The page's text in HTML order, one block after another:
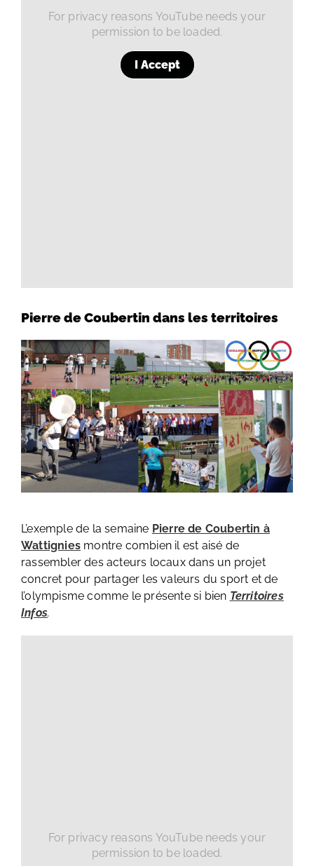
For privacy reasons YouTube needs your
permission to be loaded.
I Accept
Pierre de Coubertin dans les territoires
L’exemple de la semaine Pierre de Coubertin à
Wattigniesmontre combien il est aisé de
rassembler des acteurs locaux dans un projet
concret pour partager les valeurs du sport et de
l’olympisme comme le présente si bien Territoires
Infos.
For privacy reasons YouTube needs your
permission to be loaded.